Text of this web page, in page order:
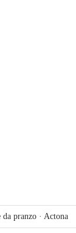
da pranzo · Actona